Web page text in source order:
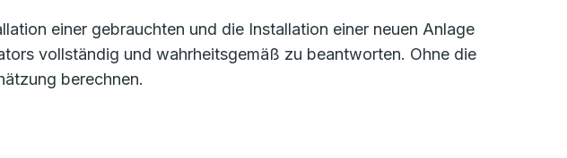
einer gebrauchten und die Installation einer neuen Anlage
vollständig und wahrheitsgemäß zu beantworten. Ohne die
berechnen.